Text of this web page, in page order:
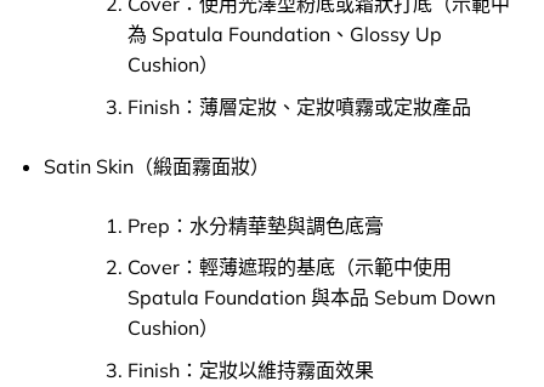
為 Spatula Foundation、Glossy Up
Cushion）
Finish：薄層定妝、定妝噴霧或定妝產品
Satin Skin（緞面霧面妝）
Prep：水分精華墊與調色底膏
Cover：輕薄遮瑕的基底（示範中使用
Spatula Foundation 與本品 Sebum Down
Cushion）
Finish：定妝以維持霧面效果